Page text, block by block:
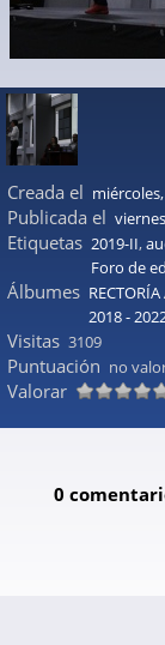
Creada el
Publicada el
Etiquetas 2019-II,
Foro de
Álbumes
2018 -
Visitas 3109
Puntuación no
Valorar
0